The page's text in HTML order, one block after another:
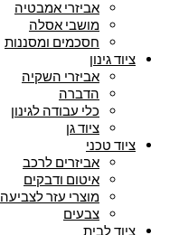
אביזרי אמבטיה
מושבי אסלה
חסכמים ומסננות
ציוד גינון
אביזרי השקיה
הדברה
כלי עבודה לגינון
ציוד גן
ציוד טכני
אביזרים לרכב
איטום ודבקים
מוצרי עזר לצביעה
צבעים
ציוד לבית